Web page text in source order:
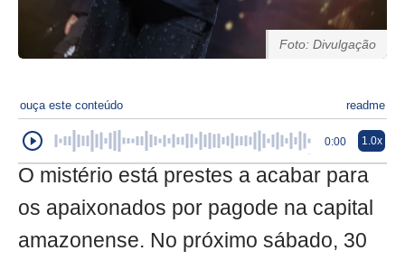
Foto: Divulgação
ouça este conteúdo readme
0:00 1.0x
O mistério está prestes a acabar para
os apaixonados por pagode na capital
amazonense. No próximo sábado, 30